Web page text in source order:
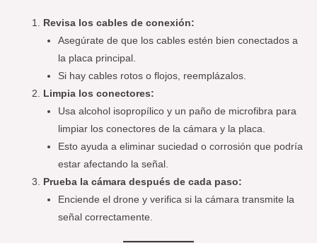
Revisa los cables de conexión:
Asegúrate de que los cables estén bien conectados a
la placa principal.
Si hay cables rotos o flojos, reemplázalos.
Limpia los conectores:
Usa alcohol isopropílico y un paño de microfibra para
limpiar los conectores de la cámara y la placa.
Esto ayuda a eliminar suciedad o corrosión que podría
estar afectando la señal.
Prueba la cámara después de cada paso:
Enciende el drone y verifica si la cámara transmite la
señal correctamente.